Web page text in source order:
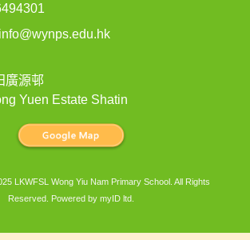
info@wynps.edu.hk
廣源邨
Yuen Estate Shatin
LKWFSL Wong Yiu Nam Primary School. All Rights
Reserved. Powered by myID ltd